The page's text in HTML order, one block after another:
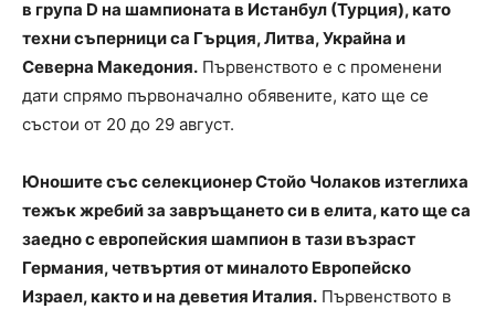
в група D на шампионата в Истанбул (Турция), като
техни съперници са Гърция, Литва, Украйна и
Северна Македония. Първенството е с променени
дати спрямо първоначално обявените, като ще се
състои от 20 до 29 август.
Юношите със селекционер Стойо Чолаков изтеглиха
тежък жребий за завръщането си в елита, като ще са
заедно с европейския шампион в тази възраст
Германия, четвъртия от миналото Европейско
Израел, както и на деветия Италия. Първенството в